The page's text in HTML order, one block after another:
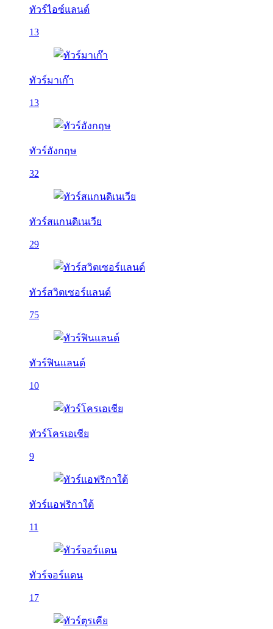
ทัวร์ไอซ์แลนด์
13
ทัวร์มาเก๊า
13
ทัวร์อังกฤษ
32
ทัวร์สแกนดิเนเวีย
29
ทัวร์สวิตเซอร์แลนด์
75
ทัวร์ฟินแลนด์
10
ทัวร์โครเอเชีย
9
ทัวร์แอฟริกาใต้
11
ทัวร์จอร์แดน
17